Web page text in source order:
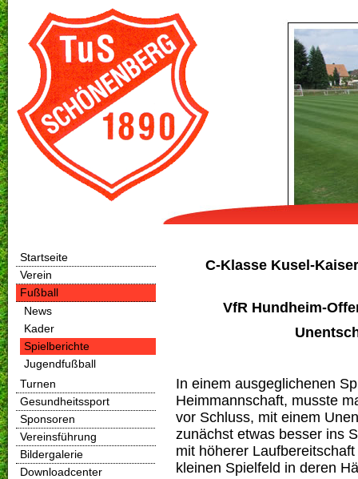
Startseite
Verein
Fußball
News
Kader
Spielberichte
Jugendfußball
Turnen
Gesundheitssport
Sponsoren
Vereinsführung
Bildergalerie
Downloadcenter
C-Klasse Kusel-
VfR Hundheim-
In einem ausgeglichenen
Heimmannschaft, musste
vor Schluss, mit einem
zunächst etwas besser ins
mit höherer
kleinen Spielfeld in deren